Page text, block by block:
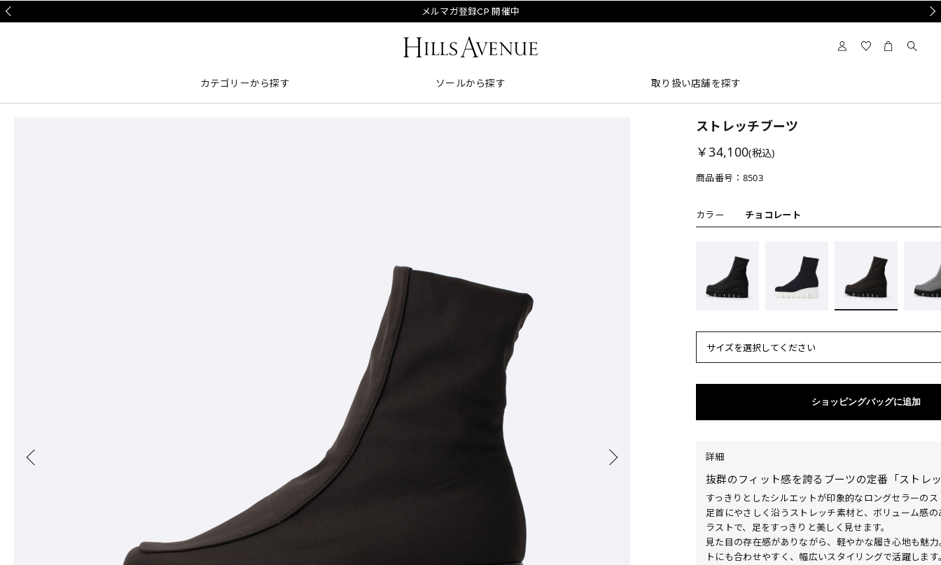
メルマガ登録CP 開催中
カテゴリーから探す ソールから探す 取り扱い店舗を探す
ストレッチブーツ
￥34,100(税込)
商品番号： 8503
カラー チョコレート
サイズを選択してください
ショッピングバッグに追加
詳細
抜群のフィット感を誇るブーツの定番「ストレ
すっきりとしたシルエットが印象的なロングセラーの
足首にやさしく沿うストレッチ素材と、ボリューム感
ラストで、足をすっきりと美しく見せます。
見た目の存在感がありながら、軽やかな履き心地も魅
トにも合わせやすく、幅広いスタイリングで活躍します